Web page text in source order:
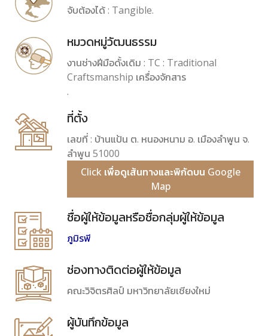
จับต้องได้ : Tangible.
หมวดหมู่วัฒนธรรม
งานช่างฝีมือดั้งเดิม : TC : Traditional
Craftsmanship เครื่องจักสาร
.
ที่ตั้ง
เลขที่ : บ้านแป้น ต. หนองหนาม อ. เมืองลำพูน จ.
ลำพูน 51000
Click เพื่อดูเส้นทางและพิกัดบน Google
Map
ชื่อผู้ให้ข้อมูลหรือชื่อกลุ่มผู้ให้ข้อมูล
ภูมิรพี
ช่องทางติดต่อผู้ให้ข้อมูล
คณะวิจิตรศิลป์ มหาวิทยาลัยเชียงใหม่
ผู้บันทึกข้อมูล